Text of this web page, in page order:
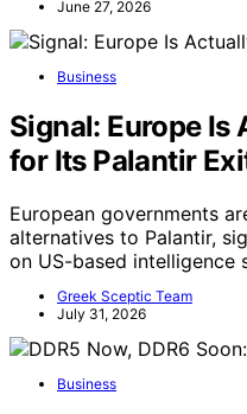
June 27, 2026
Business
Signal: Europe
for Its Palantir
European governments
alternatives to Palantir,
on US-based intelligence
Greek Sceptic Team
July 31, 2026
Business